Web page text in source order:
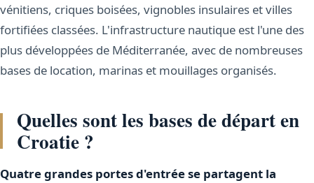
vénitiens, criques boisées, vignobles insulaires et villes
fortifiées classées. L'infrastructure nautique est l'une des
plus développées de Méditerranée, avec de nombreuses
bases de location, marinas et mouillages organisés.
Quelles sont les bases de départ en
Croatie ?
Quatre grandes portes d'entrée se partagent la